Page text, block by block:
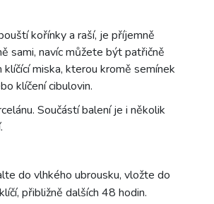
kořínky a raší, je příjemně
sami, navíc můžete být patřičně
miska, kterou kromě semínek
klíčení cibulovin.
Součástí balení je i několik
do vlhkého ubrousku, vložte do
přibližně dalších 48 hodin.